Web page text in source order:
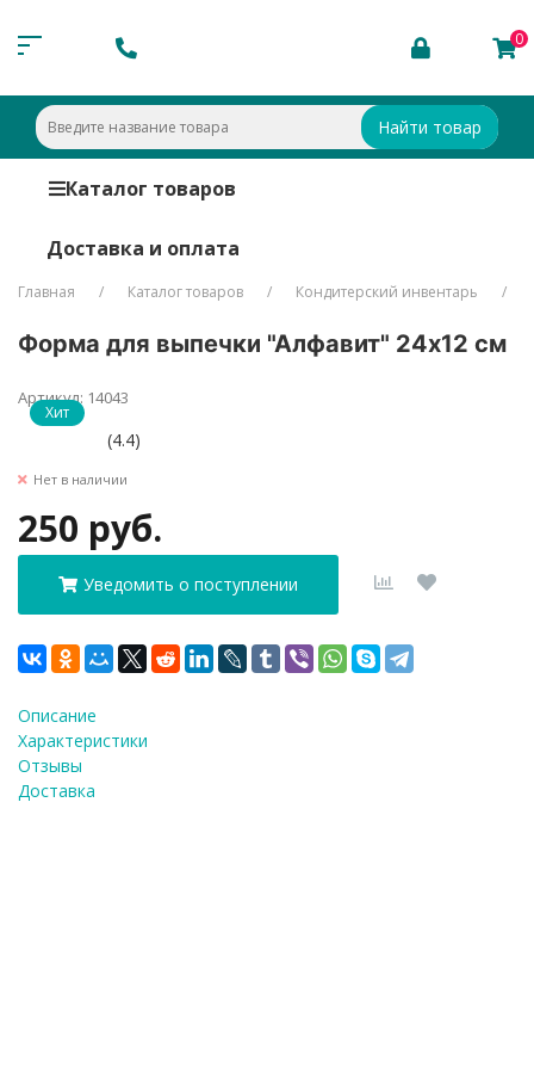
0
Найти товар
Каталог товаров
Доставка и оплата
Главная Каталог товаров Кондитерский инвентарь
Форма для выпечки "Алфавит" 24х12 см
Хит
Артикул: 14043
(4.4)
Нет в наличии
250 руб.
Уведомить о поступлении
Описание
Характеристики
Отзывы
Доставка